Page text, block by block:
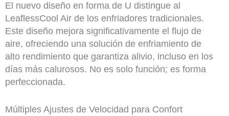
El nuevo diseño en forma de U distingue al
LeaflessCool Air de los enfriadores tradicionales.
Este diseño mejora significativamente el flujo de
aire, ofreciendo una solución de enfriamiento de
alto rendimiento que garantiza alivio, incluso en los
días más calurosos. No es solo función; es forma
perfeccionada.
Múltiples Ajustes de Velocidad para Confort